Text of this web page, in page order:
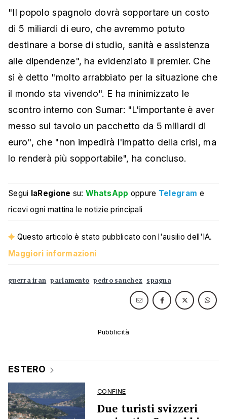
"Il popolo spagnolo dovrà sopportare un costo
di 5 miliardi di euro, che avremmo potuto
destinare a borse di studio, sanità e assistenza
alle dipendenze", ha evidenziato il premier. Che
si è detto "molto arrabbiato per la situazione che
il mondo sta vivendo". E ha minimizzato le
scontro interno con Sumar: "L'importante è aver
messo sul tavolo un pacchetto da 5 miliardi di
euro", che "non impedirà l'impatto della crisi, ma
lo renderà più sopportabile", ha concluso.
Segui laRegione su:WhatsApp oppure Telegram e
ricevi ogni mattina le notizie principali
Questo articolo è stato pubblicato con l'ausilio dell'IA.
Maggiori informazioni
guerra iran parlamento pedro sanchez spagna
ESTERO
CONFINE
Due turisti svizzeri